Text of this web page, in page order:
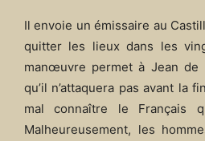
Il envoie un émissaire au
quitter les lieux dans les
manœuvre permet à Jean
qu’il n’attaquera pas avant la
mal connaître le Français
Malheureusement, les